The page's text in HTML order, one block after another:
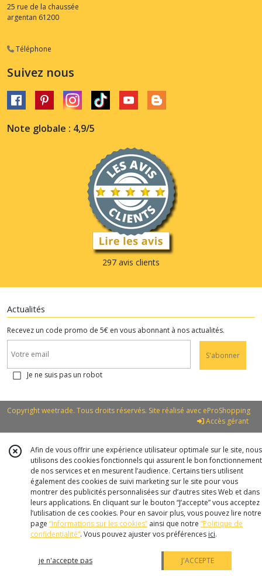
25 rue de la chaussée
argentan 61200
Téléphone
Suivez nous
Note globale : 4,9/5
297 avis clients
Actualités
Recevez un code promo de 5€ en vous abonnant à nos actualités.
S'abonner
Je ne suis pas un robot
Copyright weetrade. Tous droits réservés. Site réalisé avec eProShopping
Accès gérant
Afin de vous offrir une expérience utilisateur optimale sur le site, nous
utilisons des cookies fonctionnels qui assurent le bon fonctionnement
de nos services et en mesurent l’audience. Certains tiers utilisent
également des cookies de suivi marketing sur le site pour vous
montrer des publicités personnalisées sur d’autres sites Web et dans
leurs applications. En cliquant sur le bouton “J’accepte” vous acceptez
l’utilisation de ces cookies. Pour en savoir plus, vous pouvez lire notre
page “Informations sur les cookies” ainsi que notre “Politique de
confidentialité“. Vous pouvez ajuster vos préférences ici.
je n'accepte pas J'ACCEPTE